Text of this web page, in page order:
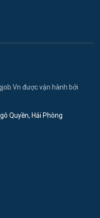
được vận hành bởi
Quyền, Hải Phòng